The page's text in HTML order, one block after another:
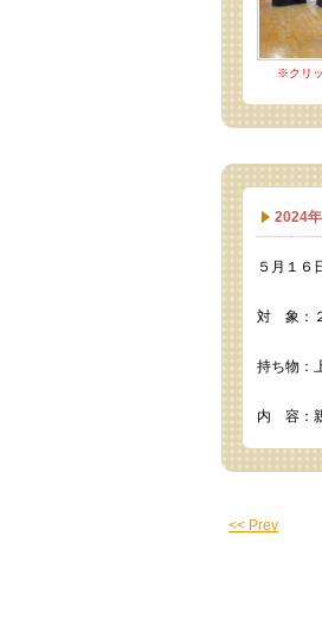
※クリ
2024
５月１６
対 象：
持ち物：
内 容：
<< Prev